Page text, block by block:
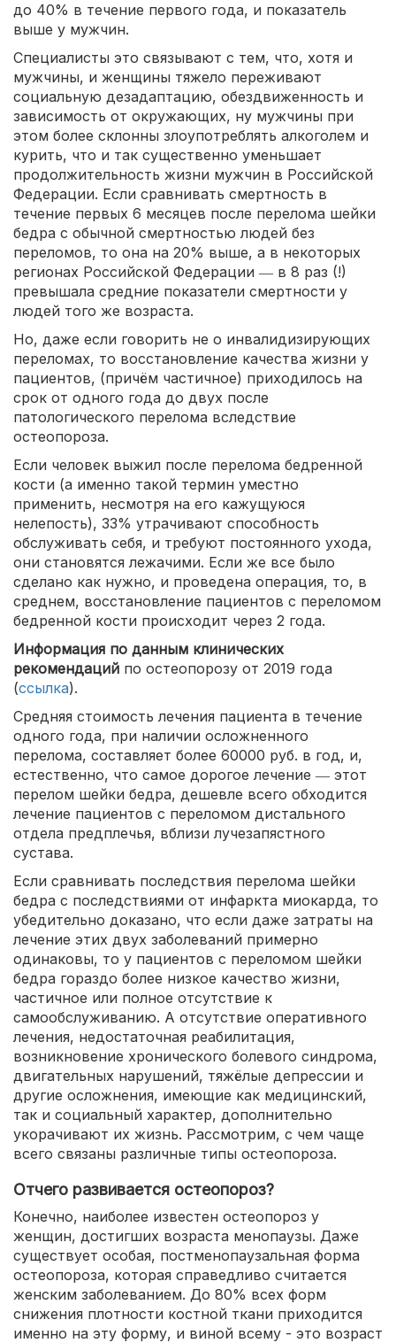
до 40% в течение первого года, и показатель
выше у мужчин.
Специалисты это связывают с тем, что, хотя и
мужчины, и женщины тяжело переживают
социальную дезадаптацию, обездвиженность и
зависимость от окружающих, ну мужчины при
этом более склонны злоупотреблять алкоголем и
курить, что и так существенно уменьшает
продолжительность жизни мужчин в Российской
Федерации. Если сравнивать смертность в
течение первых 6 месяцев после перелома шейки
бедра с обычной смертностью людей без
переломов, то она на 20% выше, а в некоторых
регионах Российской Федерации ― в 8 раз (!)
превышала средние показатели смертности у
людей того же возраста.
Но, даже если говорить не о инвалидизирующих
переломах, то восстановление качества жизни у
пациентов, (причём частичное) приходилось на
срок от одного года до двух после
патологического перелома вследствие
остеопороза.
Если человек выжил после перелома бедренной
кости (а именно такой термин уместно
применить, несмотря на его кажущуюся
нелепость), 33% утрачивают способность
обслуживать себя, и требуют постоянного ухода,
они становятся лежачими. Если же все было
сделано как нужно, и проведена операция, то, в
среднем, восстановление пациентов с переломом
бедренной кости происходит через 2 года.
Информация по данным клинических
рекомендаций по остеопорозу от 2019 года
(ссылка).
Средняя стоимость лечения пациента в течение
одного года, при наличии осложненного
перелома, составляет более 60000 руб. в год, и,
естественно, что самое дорогое лечение ― этот
перелом шейки бедра, дешевле всего обходится
лечение пациентов с переломом дистального
отдела предплечья, вблизи лучезапястного
сустава.
Если сравнивать последствия перелома шейки
бедра с последствиями от инфаркта миокарда, то
убедительно доказано, что если даже затраты на
лечение этих двух заболеваний примерно
одинаковы, то у пациентов с переломом шейки
бедра гораздо более низкое качество жизни,
частичное или полное отсутствие к
самообслуживанию. А отсутствие оперативного
лечения, недостаточная реабилитация,
возникновение хронического болевого синдрома,
двигательных нарушений, тяжёлые депрессии и
другие осложнения, имеющие как медицинский,
так и социальный характер, дополнительно
укорачивают их жизнь. Рассмотрим, с чем чаще
всего связаны различные типы остеопороза.
Отчего развивается остеопороз?
Конечно, наиболее известен остеопороз у
женщин, достигших возраста менопаузы. Даже
существует особая, постменопаузальная форма
остеопороза, которая справедливо считается
женским заболеванием. До 80% всех форм
снижения плотности костной ткани приходится
именно на эту форму, и виной всему - это возраст